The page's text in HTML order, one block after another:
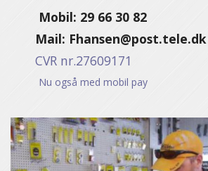
Mobil: 29 66 30 82
Mail: Fhansen@post.tele.dk
CVR nr.27609171
Nu også med mobil pay